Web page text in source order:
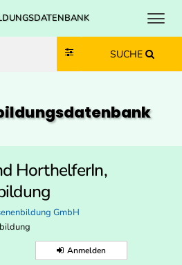
Zum Inhalt springen
Zum Navmenü springen
Zur Suche springen
Zur Footer springen
SUCHE
HorthelferIn,
GmbH
Anmelden